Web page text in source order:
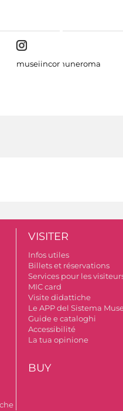
museiincomuneroma
VISITER
Infos utiles
Billets et réservations
Services pour les
MIC card
Visite didattiche
Le APP del Sistema
Guide e cataloghi
Accessibilité
La tua opinione
BUY